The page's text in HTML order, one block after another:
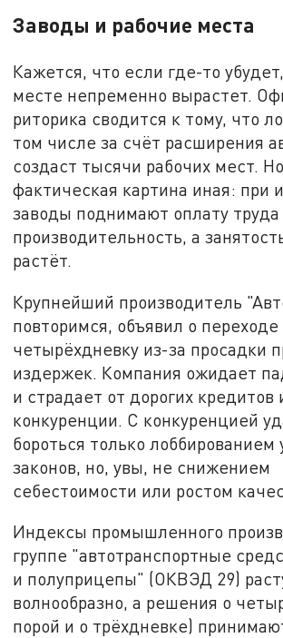
Заводы и рабочие места
Кажется, что если где-то
месте непременно вырастет.
риторика сводится к тому, что
том числе за счёт расширения
создаст тысячи рабочих мест. Но
фактическая картина иная: при
заводы поднимают оплату труда
производительность, а
растёт.
Крупнейший производитель
повторимся, объявил о переходе
четырёхдневку из-за просадки
издержек. Компания ожидает
и страдает от дорогих кредитов
конкуренции. С конкуренцией
бороться только лоббированием
законов, но, увы, не снижением
себестоимости или ростом
Индексы промышленного
группе "автотранспортные
и полуприцепы" (ОКВЭД 29)
волнообразно, а решения о
порой и о трёхдневке)